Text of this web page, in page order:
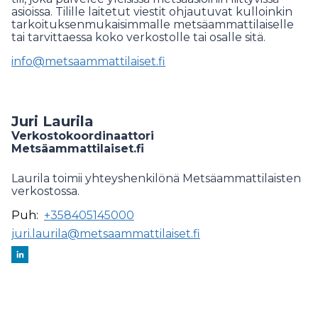
asioissa. Tilille laitetut viestit ohjautuvat kulloinkin
tarkoituksenmukaisimmalle metsäammattilaiselle
tai tarvittaessa koko verkostolle tai osalle sitä.
info@metsaammattilaiset.fi
Juri Laurila
Verkostokoordinaattori
Metsäammattilaiset.fi
Laurila toimii yhteyshenkilönä Metsäammattilaisten
verkostossa.
Puh: +358405145000
juri.laurila@metsaammattilaiset.fi